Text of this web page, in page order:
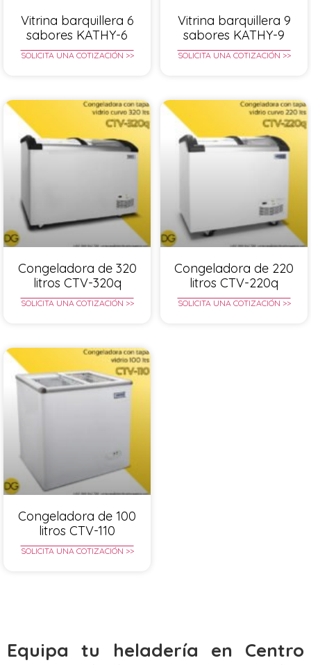
Vitrina barquillera 6
sabores KATHY-6
SOLICITA UNA COTIZACIÓN >>
Vitrina barquillera 9
sabores KATHY-9
SOLICITA UNA COTIZACIÓN >>
Congeladora de 320
litros CTV-320q
SOLICITA UNA COTIZACIÓN >>
Congeladora de 220
litros CTV-220q
SOLICITA UNA COTIZACIÓN >>
Congeladora de 100
litros CTV-110
SOLICITA UNA COTIZACIÓN >>
Equipa tu heladería en Centro